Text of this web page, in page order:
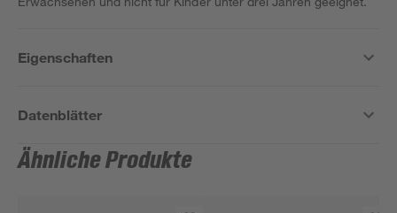
Eigenschaften
Datenblätter
Ähnliche Produkte